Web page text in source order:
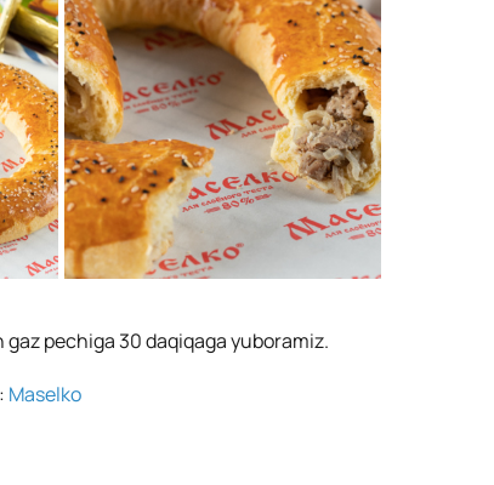
gaz pechiga 30 daqiqaga yuboramiz.
Maselko